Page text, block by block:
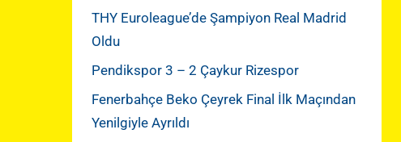
THY Euroleague’de Şampiyon Real Madrid
Oldu
Pendikspor 3 – 2 Çaykur Rizespor
Fenerbahçe Beko Çeyrek Final İlk Maçından
Yenilgiyle Ayrıldı